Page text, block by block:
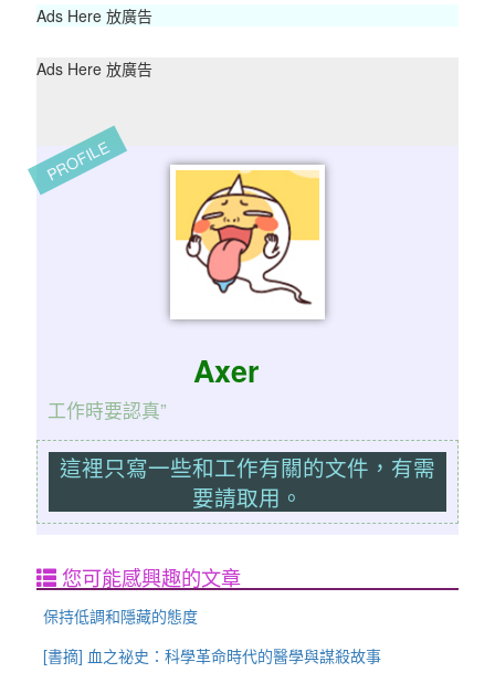
Ads Here 放廣告
Ads Here 放廣告
PROFILE
Axer
工作時要認真”
這裡只寫一些和工作有關的文件，有需
要請取用。
您可能感興趣的文章
保持低調和隱藏的態度
[書摘] 血之祕史：科學革命時代的醫學與謀殺故事